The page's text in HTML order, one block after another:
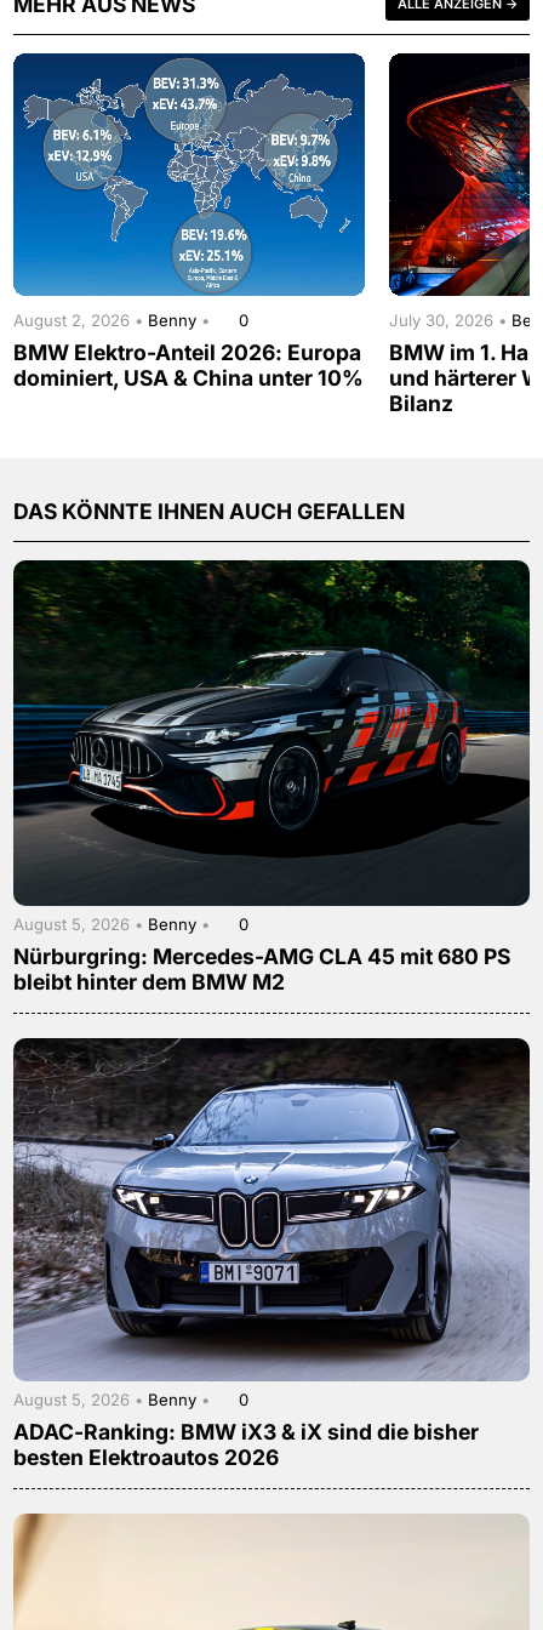
ALLE ANZEIGEN →
August 2, 2026 • Benny • 0
BMW Elektro-Anteil 2026: Europa
dominiert, USA & China unter 10%
July 30, 2026 •
BMW im 1.
und härterer
Bilanz
DAS KÖNNTE IHNEN AUCH GEFALLEN
August 5, 2026 • Benny • 0
Nürburgring: Mercedes-AMG CLA 45 mit 680 PS
bleibt hinter dem BMW M2
August 5, 2026 • Benny • 0
ADAC-Ranking: BMW iX3 & iX sind die bisher
besten Elektroautos 2026